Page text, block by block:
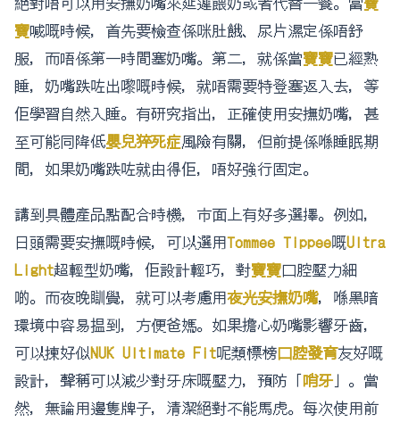
寶喊嘅時候，首先要檢查係咪肚餓、尿片濕定係唔舒
服，而唔係第一時間塞奶嘴。第二，就係當寶寶已經熟
睡，奶嘴跌咗出嚟嘅時候，就唔需要特登塞返入去，等
佢學習自然入睡。有研究指出，正確使用安撫奶嘴，甚
至可能同降低嬰兒猝死症風險有關，但前提係喺睡眠期
間，如果奶嘴跌咗就由得佢，唔好強行固定。
講到具體產品點配合時機，市面上有好多選擇。例如，
日頭需要安撫嘅時候，可以選用Tommee Tippee嘅Ultra
Light超輕型奶嘴，佢設計輕巧，對寶寶口腔壓力細
啲。而夜晚瞓覺，就可以考慮用夜光安撫奶嘴，喺黑暗
環境中容易揾到，方便爸媽。如果擔心奶嘴影響牙齒，
可以揀好似NUK Ultimate Fit呢類標榜口腔發育友好嘅
設計，聲稱可以減少對牙床嘅壓力，預防「哨牙 」。當
然，無論用邊隻牌子，清潔絕對不能馬虎。每次使用前